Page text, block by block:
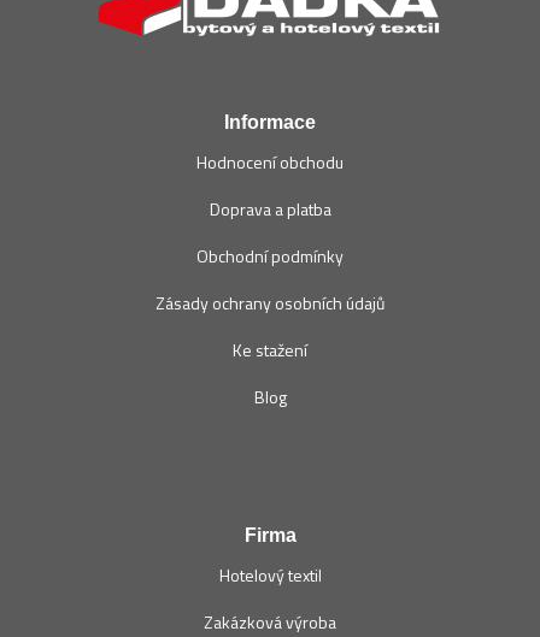
Informace
Hodnocení obchodu
Doprava a platba
Obchodní podmínky
Zásady ochrany osobních údajů
Ke stažení
Blog
Firma
Hotelový textil
Zakázková výroba